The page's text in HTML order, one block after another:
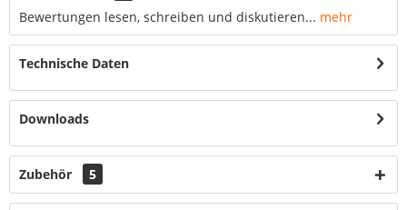
Bewertungen lesen, schreiben und diskutieren... mehr
Technische Daten
Downloads
Zubehör 5